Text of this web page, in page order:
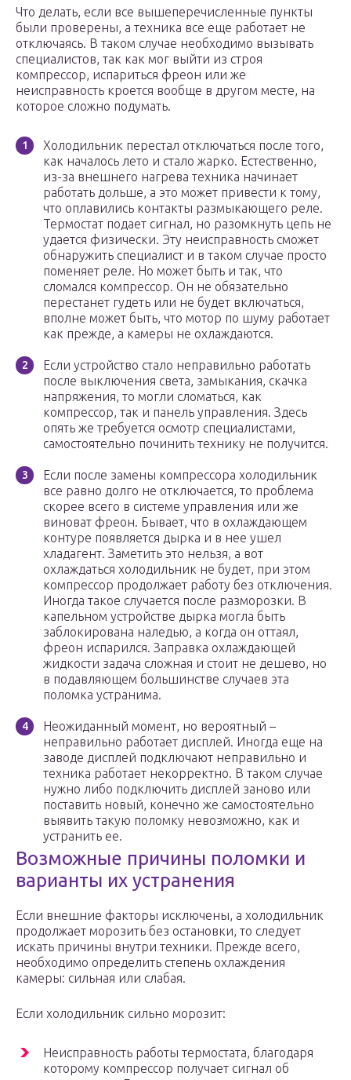
Что делать, если все вышеперечисленные пункты
были проверены, а техника все еще работает не
отключаясь. В таком случае необходимо вызывать
специалистов, так как мог выйти из строя
компрессор, испариться фреон или же
неисправность кроется вообще в другом месте, на
которое сложно подумать.
Холодильник перестал отключаться после того,
как началось лето и стало жарко. Естественно,
из-за внешнего нагрева техника начинает
работать дольше, а это может привести к тому,
что оплавились контакты размыкающего реле.
Термостат подает сигнал, но разомкнуть цепь не
удается физически. Эту неисправность сможет
обнаружить специалист и в таком случае просто
поменяет реле. Но может быть и так, что
сломался компрессор. Он не обязательно
перестанет гудеть или не будет включаться,
вполне может быть, что мотор по шуму работает
как прежде, а камеры не охлаждаются.
Если устройство стало неправильно работать
после выключения света, замыкания, скачка
напряжения, то могли сломаться, как
компрессор, так и панель управления. Здесь
опять же требуется осмотр специалистами,
самостоятельно починить технику не получится.
Если после замены компрессора холодильник
все равно долго не отключается, то проблема
скорее всего в системе управления или же
виноват фреон. Бывает, что в охлаждающем
контуре появляется дырка и в нее ушел
хладагент. Заметить это нельзя, а вот
охлаждаться холодильник не будет, при этом
компрессор продолжает работу без отключения.
Иногда такое случается после разморозки. В
капельном устройстве дырка могла быть
заблокирована наледью, а когда он оттаял,
фреон испарился. Заправка охлаждающей
жидкости задача сложная и стоит не дешево, но
в подавляющем большинстве случаев эта
поломка устранима.
Неожиданный момент, но вероятный –
неправильно работает дисплей. Иногда еще на
заводе дисплей подключают неправильно и
техника работает некорректно. В таком случае
нужно либо подключить дисплей заново или
поставить новый, конечно же самостоятельно
выявить такую поломку невозможно, как и
устранить ее.
Возможные причины поломки и
варианты их устранения
Если внешние факторы исключены, а холодильник
продолжает морозить без остановки, то следует
искать причины внутри техники. Прежде всего,
необходимо определить степень охлаждения
камеры: сильная или слабая.
Если холодильник сильно морозит:
Неисправность работы термостата, благодаря
которому компрессор получает сигнал об